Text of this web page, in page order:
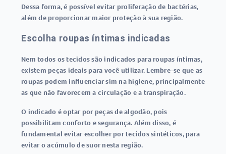
Dessa forma, é possível evitar proliferação de bactérias,
além de proporcionar maior proteção à sua região.
Escolha roupas íntimas indicadas
Nem todos os tecidos são indicados para roupas íntimas,
existem peças ideais para você utilizar. Lembre-se que as
roupas podem influenciar sim na higiene, principalmente
as que não favorecem a circulação e a transpiração.
O indicado é optar por peças de algodão, pois
possibilitam conforto e segurança. Além disso, é
fundamental evitar escolher por tecidos sintéticos, para
evitar o acúmulo de suor nesta região.